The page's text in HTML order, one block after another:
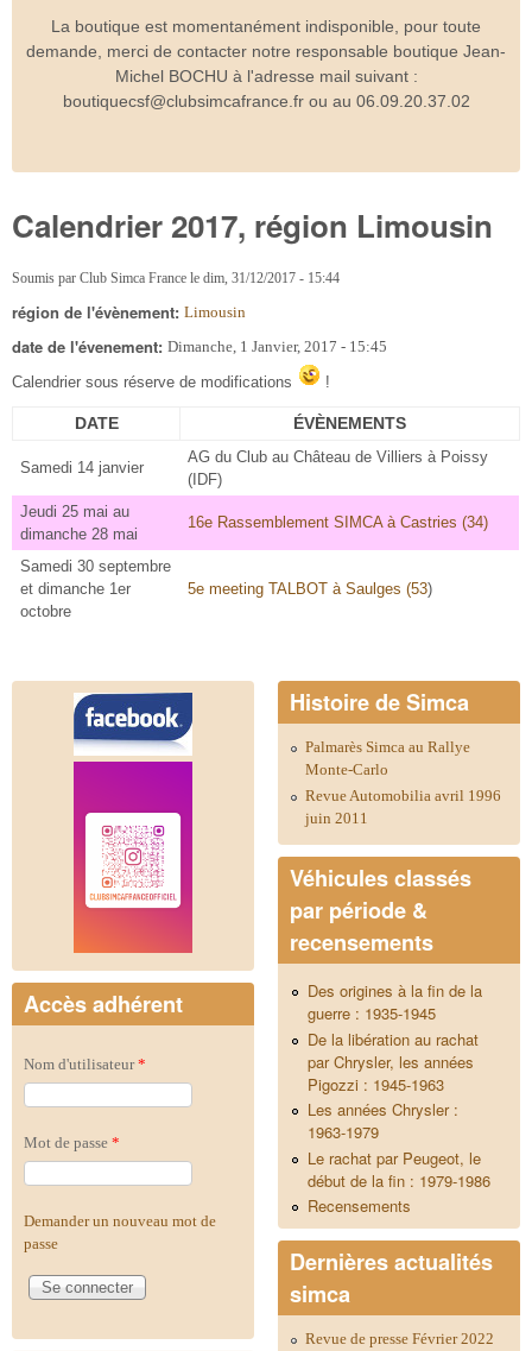
La boutique est momentanément indisponible, pour toute
demande, merci de contacter notre responsable boutique Jean-
Michel BOCHU à l'adresse mail suivant :
boutiquecsf@clubsimcafrance.fr ou au 06.09.20.37.02
Calendrier 2017, région Limousin
Soumis par Club Simca France le dim, 31/12/2017 - 15:44
région de l'évènement: Limousin
date de l'évenement: Dimanche, 1 Janvier, 2017 - 15:45
Calendrier sous réserve de modifications !
DATE ÉVÈNEMENTS
Samedi 14 janvier
AG du Club au Château de Villiers à Poissy
(IDF)
Jeudi 25 mai au
dimanche 28 mai
16e Rassemblement SIMCA à Castries (34)
Samedi 30 septembre
et dimanche 1er
octobre
5e meeting TALBOT à Saulges (53)
Accès adhérent
Nom d'utilisateur*
Mot de passe *
Demander un nouveau mot de
passe
Histoire de Simca
Palmarès Simca au Rallye
Monte-Carlo
Revue Automobilia avril 1996
juin 2011
Véhicules classés
par période &
recensements
Des origines à la fin de la
guerre : 1935-1945
De la libération au rachat
par Chrysler, les années
Pigozzi : 1945-1963
Les années Chrysler :
1963-1979
Le rachat par Peugeot, le
début de la fin : 1979-1986
Recensements
Dernières actualités
simca
Revue de presse Février 2022